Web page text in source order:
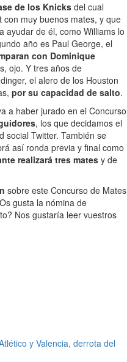
de los Knicks del cual
muy buenos mates, y que
ayudar de él, como Williams lo
año es Paul George, el
con Dominique
ojo. Y tres años de
el alero de los Houston
por su capacidad de salto.
a haber jurado en el Concurso
, los que decidamos el
social Twitter. También se
así ronda previa y final como
realizará tres mates y de
sobre este Concurso de Mates
gusta la nómina de
Nos gustaría leer vuestros
y Valencia, derrota del